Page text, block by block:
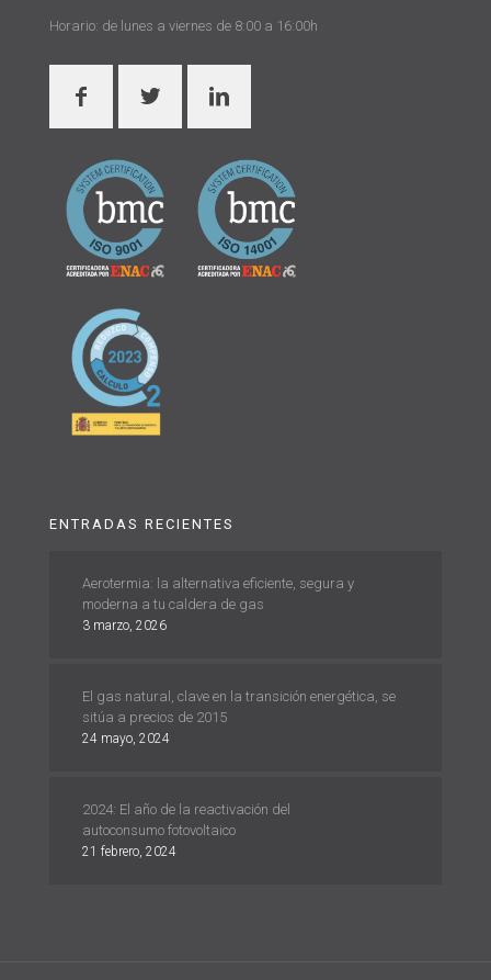
Horario: de lunes a viernes de 8:00 a 16:00h
ENTRADAS RECIENTES
Aerotermia: la alternativa eficiente, segura y
moderna a tu caldera de gas
3 marzo, 2026
El gas natural, clave en la transición energética, se
sitúa a precios de 2015
24 mayo, 2024
2024: El año de la reactivación del
autoconsumo fotovoltaico
21 febrero, 2024